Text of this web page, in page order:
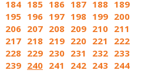
184 185 186 187 188 189
195 196 197 198 199 200
206 207 208 209 210 211
217 218 219 220 221
222
228 229 230 231 232 233
239 240 241 242 243 244